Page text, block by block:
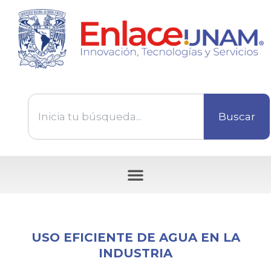
Buscar
USO EFICIENTE DE AGUA EN LA
INDUSTRIA